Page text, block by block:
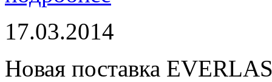
17.03.2014
Новая поставка